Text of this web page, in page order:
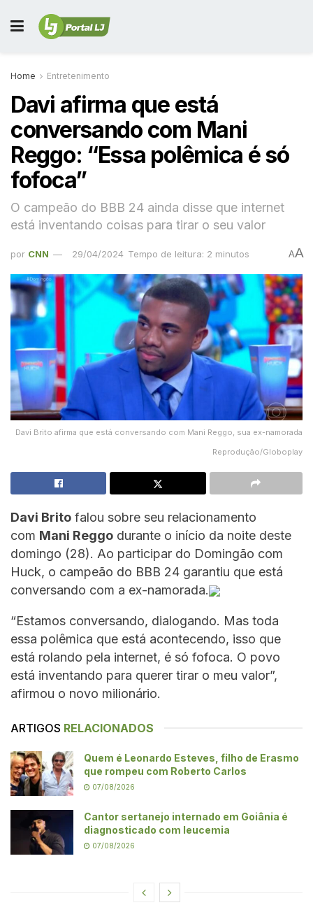
Home Entretenimento
Davi afirma que está
conversando com Mani
Reggo: “Essa polêmica é só
fofoca”
O campeão do BBB 24 ainda disse que internet
está inventando coisas para tirar o seu valor
por CNN 29/04/2024 Tempo de leitura: 2 minutos AA
Davi Brito afirma que está conversando com Mani Reggo, sua ex-namorada
Reprodução/Globoplay
Davi Brito falou sobre seu relacionamento
com Mani Reggo durante o início da noite deste
domingo (28). Ao participar do Domingão com
Huck, o campeão do BBB 24 garantiu que está
conversando com a ex-namorada.
“Estamos conversando, dialogando. Mas toda
essa polêmica que está acontecendo, isso que
está rolando pela internet, é só fofoca. O povo
está inventando para querer tirar o meu valor”,
afirmou o novo milionário.
ARTIGOS RELACIONADOS
Quem é Leonardo Esteves, filho de Erasmo
que rompeu com Roberto Carlos
07/08/2026
Cantor sertanejo internado em Goiânia é
diagnosticado com leucemia
07/08/2026